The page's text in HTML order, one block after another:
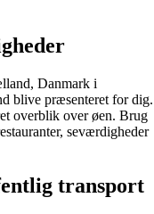
Danmark i
blive præsenteret for dig.
overblik over øen. Brug
seværdigheder
transport